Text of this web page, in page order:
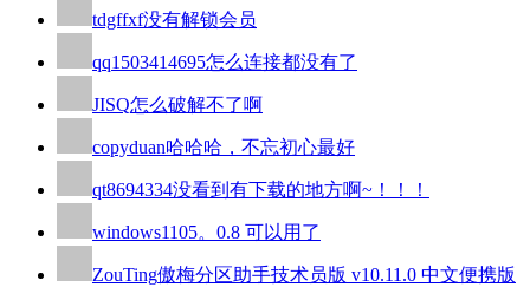
tdgffxf没有解锁会员
qq1503414695怎么连接都没有了
JISQ怎么破解不了啊
copyduan哈哈哈，不忘初心最好
qt8694334没看到有下载的地方啊~！！！
windows1105。0.8 可以用了
ZouTing傲梅分区助手技术员版 v10.11.0 中文便携版